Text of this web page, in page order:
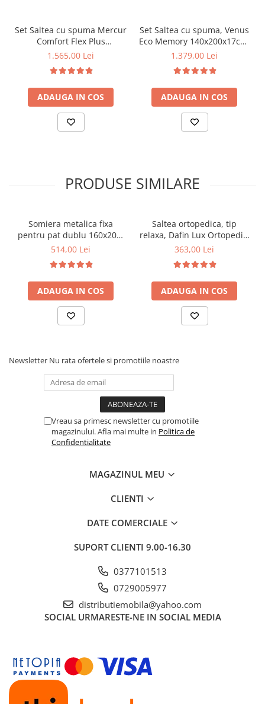
Set Saltea cu spuma Mercur
Comfort Flex Plus
140x200x20cm, fermitate
hipoalergenica, husa
detasabila, Saltsib plus 2
perne matlasate 50x70cm
lavabile la 60°C, husa
microfibra, antialergica si
pilota vara, densitate
1.565,00 Lei
ADAUGA IN COS
Set Saltea cu spuma, Venus
Eco Memory 140x200x17cm,
cu spuma poliuretanica,
fermitate mediu spre tare,
Saltsib plus 2 perne
matlasate 50x70cm,
umplutura fibre de
poliester si husa
hipoalergenica, lavabila la
1.379,00 Lei
ADAUGA IN COS
PRODUSE SIMILARE
Somiera metalica fixa
pentru pat dublu 160x200,
6 picioare, 32 lamele lemn
saltea ferm, negru
514,00 Lei
ADAUGA IN COS
Saltea ortopedica, tip
relaxa, Dafin Lux Ortopedic,
90x200x21cm, fermitate
tip Bonell, fata vara-iarna,
sistem de aerisire cu
butoni, Salt Confort
363,00 Lei
ADAUGA IN COS
Newsletter Nu rata ofertele si promotiile noastre
Vreau sa primesc newsletter cu promotiile
magazinului. Afla mai multe in Politica de
Confidentialitate
MAGAZINUL MEU
CLIENTI
DATE COMERCIALE
SUPORT CLIENTI 9.00-16.30
0377101513
0729005977
distributiemobila@yahoo.com
SOCIAL URMARESTE-NE IN SOCIAL MEDIA